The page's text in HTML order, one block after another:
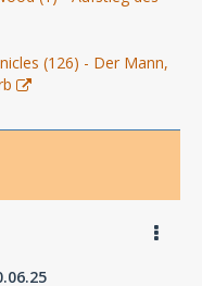
(126) - Der Mann,